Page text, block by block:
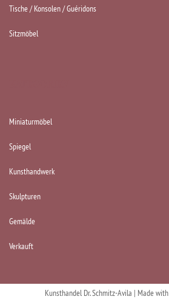
Tische / Konsolen / Guéridons
Sitzmöbel
Miniaturmöbel
Spiegel
Kunsthandwerk
Skulpturen
Gemälde
Verkauft
Kunsthandel Dr. Schmitz-Avila | Made with